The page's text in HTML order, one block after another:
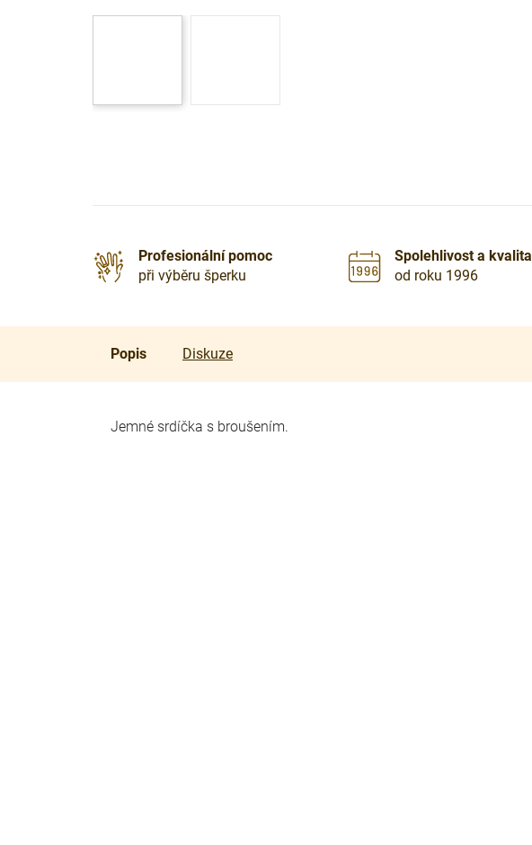
Profesionální pomoc
při výběru šperku
Spolehlivost a kvalita
od roku 1996
Popis Diskuze
Jemné srdíčka s broušením.